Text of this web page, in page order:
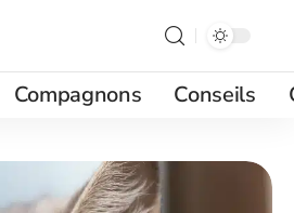
Compagnons Conseils